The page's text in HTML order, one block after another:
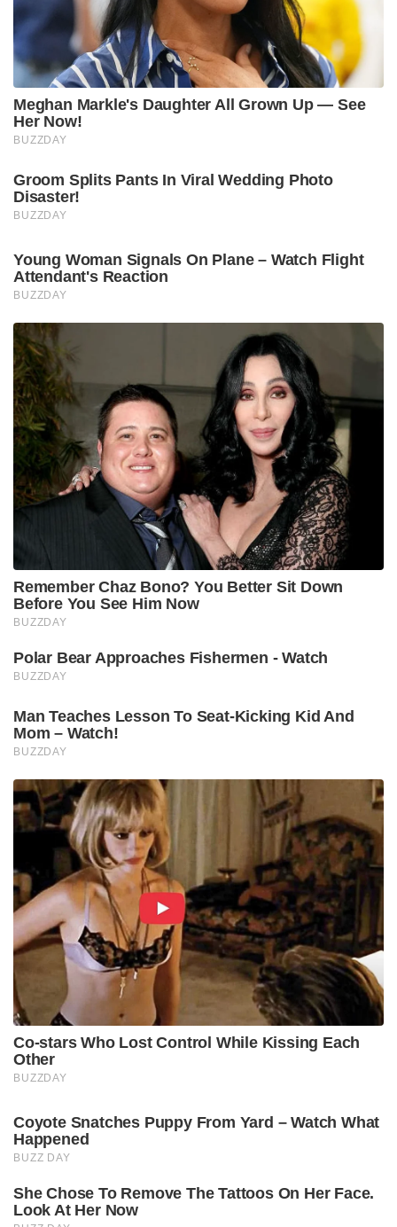
Meghan Markle's Daughter All Grown Up — See
Her Now!
BUZZDAY
Groom Splits Pants In Viral Wedding Photo
Disaster!
BUZZDAY
Young Woman Signals On Plane – Watch Flight
Attendant's Reaction
BUZZDAY
Remember Chaz Bono? You Better Sit Down
Before You See Him Now
BUZZDAY
Polar Bear Approaches Fishermen - Watch
BUZZDAY
Man Teaches Lesson To Seat-Kicking Kid And
Mom – Watch!
BUZZDAY
Co-stars Who Lost Control While Kissing Each
Other
BUZZDAY
Coyote Snatches Puppy From Yard – Watch What
Happened
BUZZ DAY
She Chose To Remove The Tattoos On Her Face.
Look At Her Now